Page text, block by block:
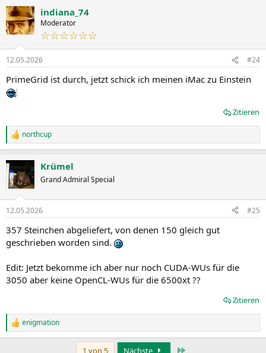
k
t
i
n
e
n
:
indiana_74
Moderator
☆☆☆☆☆☆
12.05.2026 #24
PrimeGrid ist durch, jetzt schick ich meinen iMac zu Einstein
Zitieren
R
e
k
t
i
e
:
northcup
Krümel
Grand Admiral Special
12.05.2026 #25
357 Steinchen abgeliefert, von denen 150 gleich gut
geschrieben worden sind.
Edit: Jetzt bekomme ich aber nur noch CUDA-WUs für die
3050 aber keine OpenCL-WUs für die 6500xt ??
Zitieren
R
e
enigmation
1 von 5 Nächste